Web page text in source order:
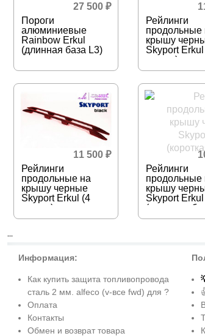
Пороги
алюминиевые
Rainbow Erkul
(длинная база L3)
27 500 ₽
Рейлинги
продольные
крышу
Skyport
опоры)
Рейлинги
продольные на
крышу черные
Skyport Erkul (4
опоры)
11 500 ₽
Рейлинги
продольные
крышу
Skyport Erkul
(короткая
●●●
Информация:
Как купить защита топливопровода
сталь 2 мм. alfeco (v-все fwd) для ?
Оплата
Контакты
Обмен и возврат товара